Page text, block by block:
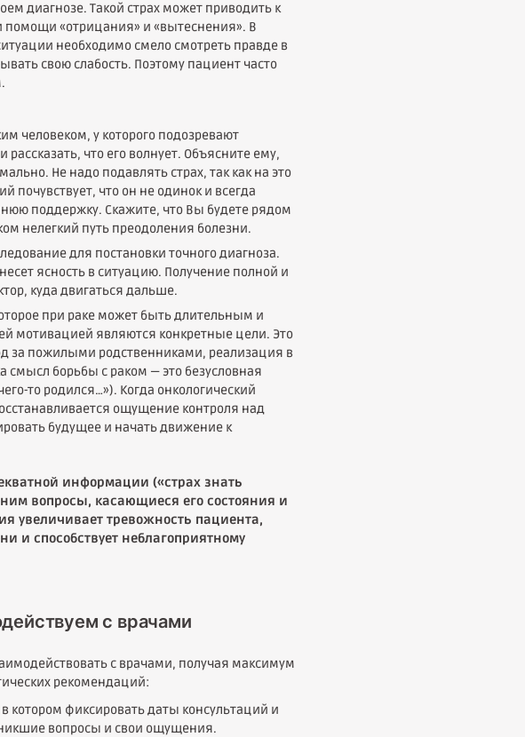
диагнозе. Такой страх может приводить к
помощи «отрицания» и «вытеснения». В
необходимо смело смотреть правде в
свою слабость. Поэтому пациент часто
человеком, у которого подозревают
что его волнует. Объясните ему,
Не надо подавлять страх, так как на это
почувствует, что он не одинок и всегда
поддержку. Скажите, что Вы будете рядом
нелегкий путь преодоления болезни.
для постановки точного диагноза.
ясность в ситуацию. Получение полной и
куда двигаться дальше.
при раке может быть длительным и
мотивацией являются конкретные цели. Это
за пожилыми родственниками, реализация в
смысл борьбы с раком — это безусловная
то родился…»). Когда онкологический
ощущение контроля над
будущее и начать движение к
информации («страх знать
вопросы, касающиеся его состояния и
увеличивает тревожность пациента,
и способствует неблагоприятному
с врачами
с врачами, получая максимум
рекомендаций:
котором фиксировать даты консультаций и
вопросы и свои ощущения.